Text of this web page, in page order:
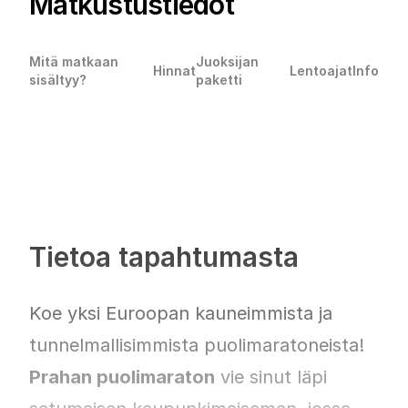
Mitä matkaan
sisältyy?
Hinnat
Juoksijan
paketti
LentoajatInfo
Tietoa tapahtumasta
Koe yksi Euroopan kauneimmista ja
tunnelmallisimmista puolimaratoneista!
Prahan puolimaraton vie sinut läpi